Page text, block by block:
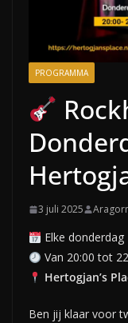
PROGRAMMA
3 juli 2025
Elke donderdag
Van 20:00 tot
Hertogjan’s
Ben jij klaar voor